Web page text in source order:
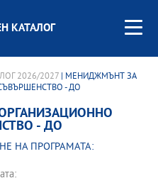
КАТАЛОГ
2026/2027| МЕНИДЖМЪНТ ЗА
- ДО
- ДО
НА ПРОГРАМАТА: